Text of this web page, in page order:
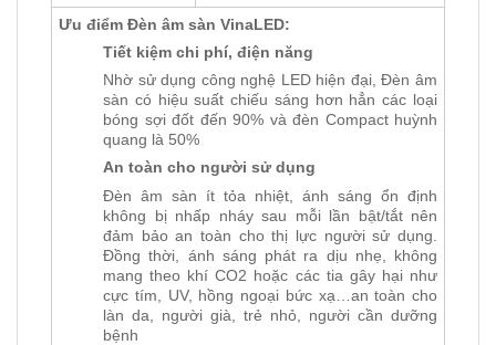
Ưu điểm Đèn âm sàn VinaLED:
Tiết kiệm chi phí, điện năng
Nhờ sử dụng công nghệ LED hiện đại, Đèn âm
sàn có hiệu suất chiếu sáng hơn hẳn các loại
bóng sợi đốt đến 90% và đèn Compact huỳnh
quang là 50%
An toàn cho người sử dụng
Đèn âm sàn ít tỏa nhiệt, ánh sáng ổn định
không bị nhấp nháy sau mỗi lần bật/tắt nên
đảm bảo an toàn cho thị lực người sử dụng.
Đồng thời, ánh sáng phát ra dịu nhẹ, không
mang theo khí CO2 hoặc các tia gây hại như
cực tím, UV, hồng ngoại bức xạ…an toàn cho
làn da, người già, trẻ nhỏ, người cần dưỡng
bệnh